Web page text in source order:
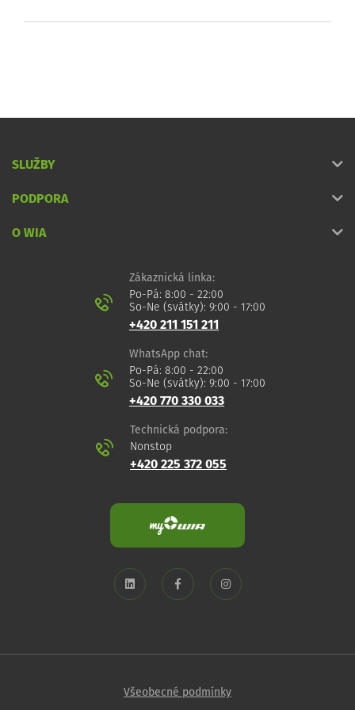
SLUŽBY
PODPORA
O WIA
Zákaznická linka:
Po-Pá: 8:00 - 22:00
So-Ne (svátky): 9:00 - 17:00
+420 211 151 211
WhatsApp chat:
Po-Pá: 8:00 - 22:00
So-Ne (svátky): 9:00 - 17:00
+420 770 330 033
Technická podpora:
Nonstop
+420 225 372 055
Všeobecné podmínky